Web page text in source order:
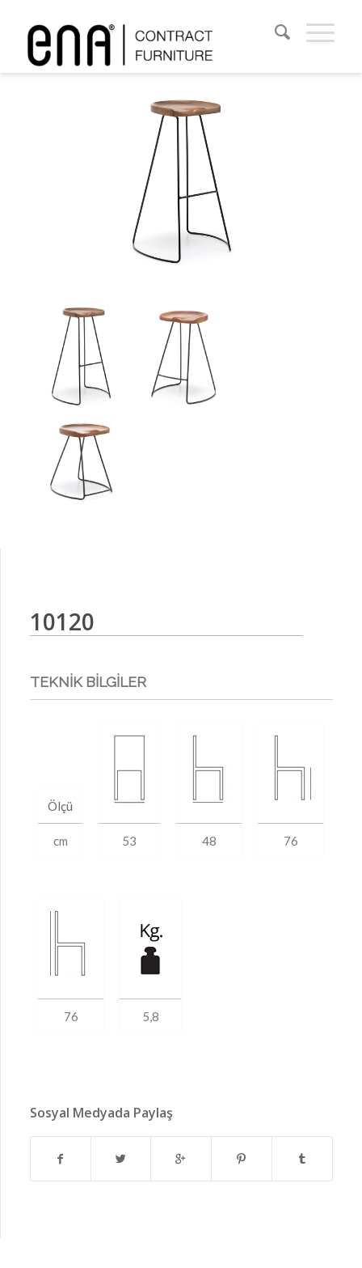
10120
TEKNİK BİLGİLER
Ölçü
cm 53 48 76
76 5,8
Sosyal Medyada Paylaş